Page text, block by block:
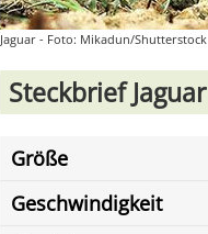
Jaguar - Foto: Mikadun/Shutterstock
Steckbrief Jaguar
Größe
Geschwindigkeit